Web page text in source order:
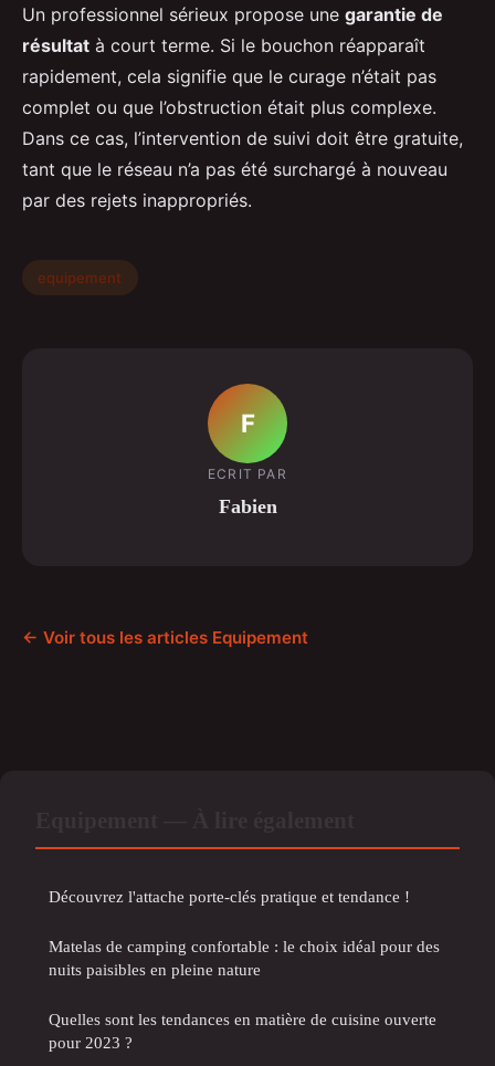
Un professionnel sérieux propose une garantie de
résultat à court terme. Si le bouchon réapparaît
rapidement, cela signifie que le curage n’était pas
complet ou que l’obstruction était plus complexe.
Dans ce cas, l’intervention de suivi doit être gratuite,
tant que le réseau n’a pas été surchargé à nouveau
par des rejets inappropriés.
equipement
F
ECRIT PAR
Fabien
← Voir tous les articles Equipement
Découvrez l'attache porte-clés pratique et tendance !
Matelas de camping confortable : le choix idéal pour des
nuits paisibles en pleine nature
Quelles sont les tendances en matière de cuisine ouverte
pour 2023 ?